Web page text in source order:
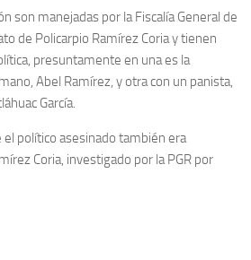
son manejadas por la Fiscalía General de
de Policarpio Ramírez Coria y tienen
presuntamente en una es la
Abel Ramírez, y otra con un panista,
García.
el político asesinado también era
Coria, investigado por la PGR por